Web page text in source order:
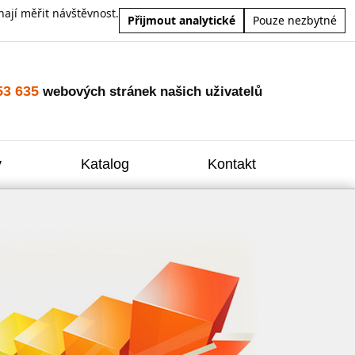
měřit návštěvnost.
Přijmout analytické Pouze nezbytné
635 webových stránek našich uživatelů
Katalog Kontakt